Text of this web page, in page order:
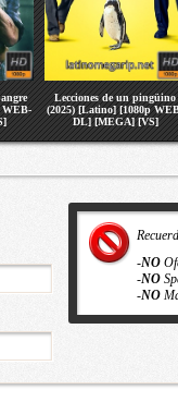
WEB-
Lecciones de un pingüino
(2025) [Latino] [1080p
DL] [MEGA] [VS]
-NO
-NO
-NO